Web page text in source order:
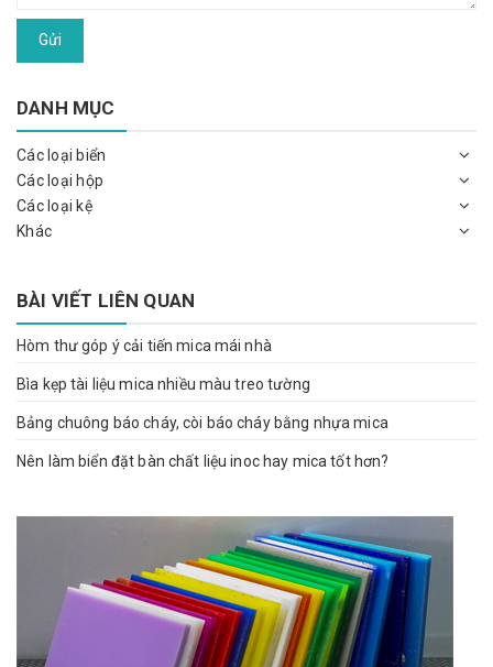
Gửi
DANH MỤC
Các loại biển
Các loại hộp
Các loại kệ
Khác
BÀI VIẾT LIÊN QUAN
Hòm thư góp ý cải tiến mica mái nhà
Bìa kẹp tài liệu mica nhiều màu treo tường
Bảng chuông báo cháy, còi báo cháy bằng nhựa mica
Nên làm biển đặt bàn chất liệu inoc hay mica tốt hơn?